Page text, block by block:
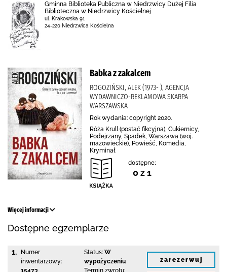
Gminna Biblioteka Publiczna w Niedrzwicy Dużej Filia
Biblioteczna w Niedrzwicy Kościelnej
ul. Krakowska 91
24-220 Niedrzwica Kościelna
Babka z zakalcem
ROGOZIŃSKI, ALEK (1973- ), AGENCJA
WYDAWNICZO-REKLAMOWA SKARPA
WARSZAWSKA
Rok wydania: copyright 2020.
Róża Krull (postać fikcyjna), Cukiernicy,
Podejrzany, Spadek, Warszawa (woj.
mazowieckie), Powieść, Komedia,
Kryminał
dostępne:
0 z 1
Więcej informacji
Dostępne egzemplarze
1.
Numer
inwentarzowy:
15473
Status: W
wypożyczeniu
Termin zwrotu:
zarezerwuj